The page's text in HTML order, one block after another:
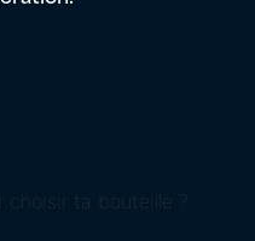
choisir ta bouteille ?